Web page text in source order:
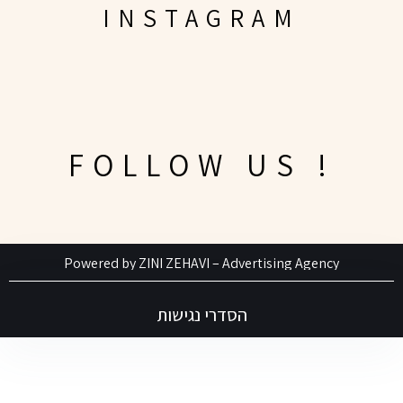
INSTAGRAM
! FOLLOW US
Powered byZINI ZEHAVI– Advertising Agency
הסדרי נגישות